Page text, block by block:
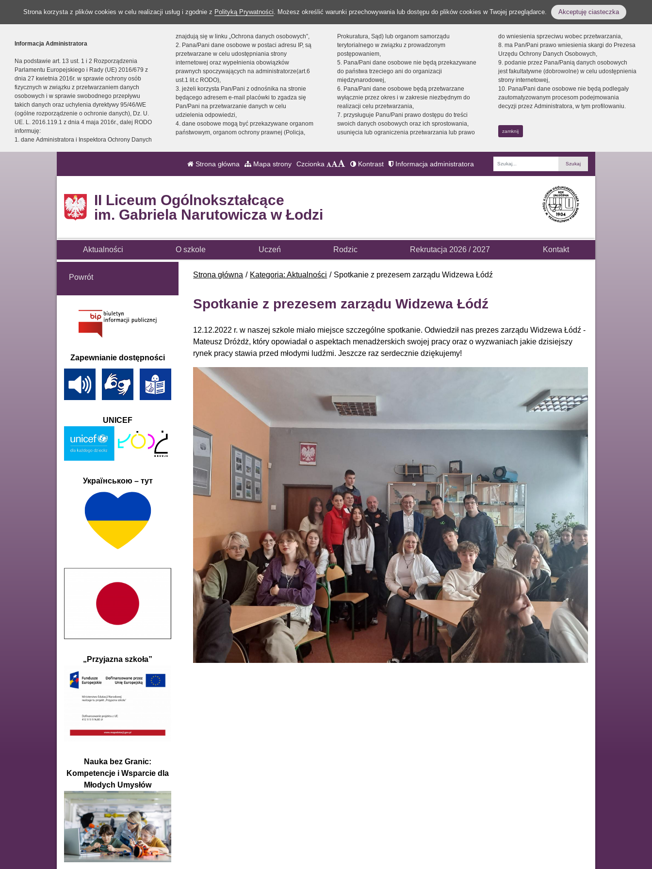
Strona korzysta z plików cookies w celu realizacji usług i zgodnie z Polityką Prywatności. Możesz określić warunki przechowywania lub dostępu do plików cookies w Twojej przeglądarce. Akceptuję ciasteczka
Informacja Administratora
Na podstawie art. 13 ust. 1 i 2 Rozporządzenia
Parlamentu Europejskiego i Rady (UE) 2016/679 z
dnia 27 kwietnia 2016r. w sprawie ochrony osób
fizycznych w związku z przetwarzaniem danych
osobowych i w sprawie swobodnego przepływu
takich danych oraz uchylenia dyrektywy 95/46/WE
(ogólne rozporządzenie o ochronie danych), Dz. U.
UE. L. 2016.119.1 z dnia 4 maja 2016r., dalej RODO
informuję:
1. dane Administratora i Inspektora Ochrony Danych
znajdują się w linku „Ochrona danych osobowych”,
2. Pana/Pani dane osobowe w postaci adresu IP, są
przetwarzane w celu udostępniania strony
internetowej oraz wypełnienia obowiązków
prawnych spoczywających na administratorze(art.6
ust.1 lit.c RODO),
3. jeżeli korzysta Pan/Pani z odnośnika na stronie
będącego adresem e-mail placówki to zgadza się
Pan/Pani na przetwarzanie danych w celu
udzielenia odpowiedzi,
4. dane osobowe mogą być przekazywane organom
państwowym, organom ochrony prawnej (Policja,
Prokuratura, Sąd) lub organom samorządu
terytorialnego w związku z prowadzonym
postępowaniem,
5. Pana/Pani dane osobowe nie będą przekazywane
do państwa trzeciego ani do organizacji
międzynarodowej,
6. Pana/Pani dane osobowe będą przetwarzane
wyłącznie przez okres i w zakresie niezbędnym do
realizacji celu przetwarzania,
7. przysługuje Panu/Pani prawo dostępu do treści
swoich danych osobowych oraz ich sprostowania,
usunięcia lub ograniczenia przetwarzania lub prawo
do wniesienia sprzeciwu wobec przetwarzania,
8. ma Pan/Pani prawo wniesienia skargi do Prezesa
Urzędu Ochrony Danych Osobowych,
9. podanie przez Pana/Panią danych osobowych
jest fakultatywne (dobrowolne) w celu udostępnienia
strony internetowej,
10. Pana/Pani dane osobowe nie będą podlegały
zautomatyzowanym procesom podejmowania
decyzji przez Administratora, w tym profilowaniu.
zamknij
Strona główna Mapa strony Czcionka Kontrast Informacja administratora
Fraza
II Liceum Ogólnokształcące
im. Gabriela Narutowicza w Łodzi
Aktualności O szkole Uczeń Rodzic Rekrutacja 2026 / 2027 Kontakt
Strona główna Kategoria: Aktualności Spotkanie z prezesem zarządu Widzewa Łódź
Spotkanie z prezesem zarządu Widzewa Łódź
12.12.2022 r. w naszej szkole miało miejsce szczególne spotkanie. Odwiedził nas prezes zarządu Widzewa Łódź -
Mateusz Dróżdż, który opowiadał o aspektach menadżerskich swojej pracy oraz o wyzwaniach jakie dzisiejszy
rynek pracy stawia przed młodymi ludźmi. Jeszcze raz serdecznie dziękujemy!
Powrót
Zapewnianie dostępności
UNICEF
Українською – тут
„Przyjazna szkoła”
Nauka bez Granic:
Kompetencje i Wsparcie dla
Młodych Umysłów